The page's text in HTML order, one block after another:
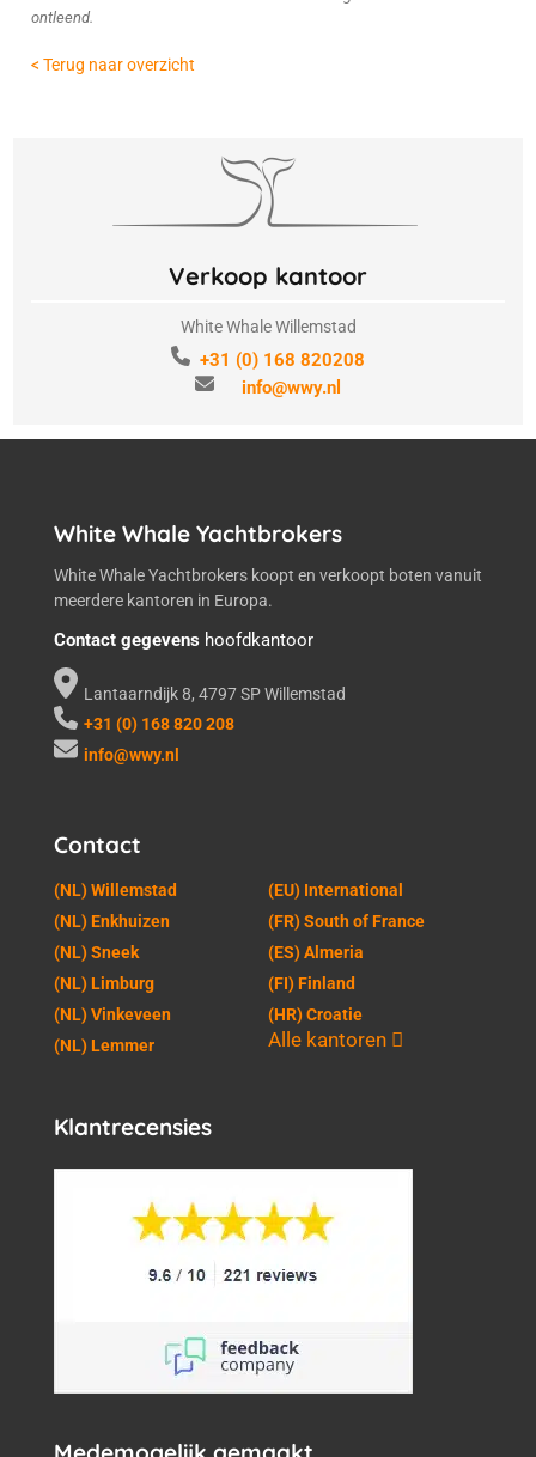
ontleend.
< Terug naar overzicht
Verkoop kantoor
White Whale Willemstad
+31 (0) 168 820208
info@wwy.nl
White Whale Yachtbrokers
White Whale Yachtbrokers koopt en verkoopt boten vanuit
meerdere kantoren in Europa.
Contact gegevens hoofdkantoor
Lantaarndijk 8, 4797 SP Willemstad
+31 (0) 168 820 208
info@wwy.nl
Contact
(NL) Willemstad
(NL) Enkhuizen
(NL) Sneek
(NL) Limburg
(NL) Vinkeveen
(NL) Lemmer
(EU) International
(FR) South of France
(ES) Almeria
(FI) Finland
(HR) Croatie
Alle kantoren
Klantrecensies